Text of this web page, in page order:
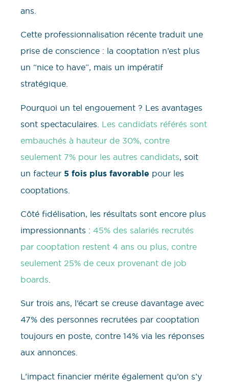
ans.
Cette professionnalisation récente traduit une
prise de conscience : la cooptation n’est plus
un “nice to have”, mais un impératif
stratégique.
Pourquoi un tel engouement ? Les avantages
sont spectaculaires. Les candidats référés sont
embauchés à hauteur de 30%, contre
seulement 7% pour les autres candidats, soit
un facteur 5 fois plus favorable pour les
cooptations.
Côté fidélisation, les résultats sont encore plus
impressionnants : 45% des salariés recrutés
par cooptation restent 4 ans ou plus, contre
seulement 25% de ceux provenant de job
boards.
Sur trois ans, l’écart se creuse davantage avec
47% des personnes recrutées par cooptation
toujours en poste, contre 14% via les réponses
aux annonces.
L’impact financier mérite également qu’on s’y